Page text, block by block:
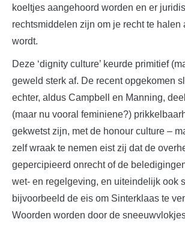
koeltjes aangehoord worden en er
rechtsmiddelen zijn om je recht te halen
wordt.
Deze ‘dignity culture’ keurde primitief
geweld sterk af. De recent opgekomen
echter, aldus Campbell en Manning,
(maar nu vooral feminiene?)
gekwetst zijn, met de honour culture –
zelf wraak te nemen eist zij dat de
gepercipieerd onrecht of de
wet- en regelgeving, en uiteindelijk ook
bijvoorbeeld de eis om Sinterklaas te
Woorden worden door de